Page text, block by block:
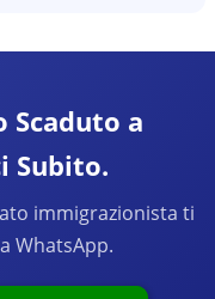
Scaduto a
Subito.
immigrazionista ti
WhatsApp.